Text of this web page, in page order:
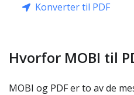
Konverter til PDF
Hvorfor MOBI til
MOBI og PDF er to av de